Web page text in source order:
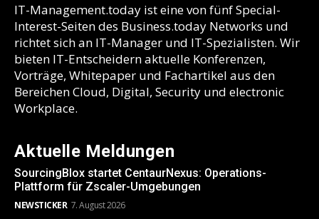
IT-Management.today ist eine von fünf Special-
Interest-Seiten des Business.today Networks und
richtet sich an IT-Manager und IT-Spezialisten. Wir
bieten IT-Entscheidern aktuelle Konferenzen,
Vorträge, Whitepaper und Fachartikel aus den
Bereichen Cloud, Digital, Security und electronic
Workplace.
Aktuelle Meldungen
SourcingBlox startet CentaurNexus: Operations-
Plattform für Zscaler-Umgebungen
NEWSTICKER 7. August 2026